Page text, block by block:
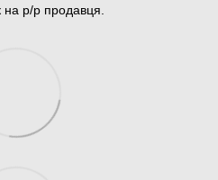
на р/р продавця.